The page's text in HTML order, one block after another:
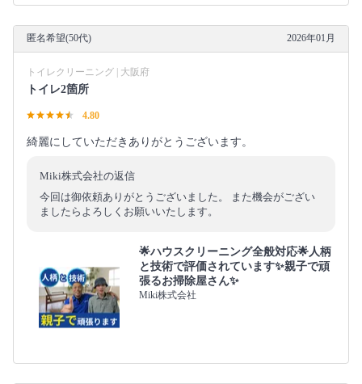
匿名希望(50代) 2026年01月
トイレクリーニング | 大阪府
トイレ2箇所
4.80
綺麗にしていただきありがとうございます。
Miki株式会社の返信
今回は御依頼ありがとうございました。 また機会がござい
ましたらよろしくお願いいたします。
🌟ハウスクリーニング全般対応🌟人柄
と技術で評価されています✨親子で頑
張るお掃除屋さん✨
Miki株式会社